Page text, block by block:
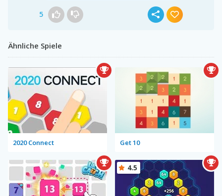
5
Ähnliche Spiele
2020 Connect Get 10
4.5